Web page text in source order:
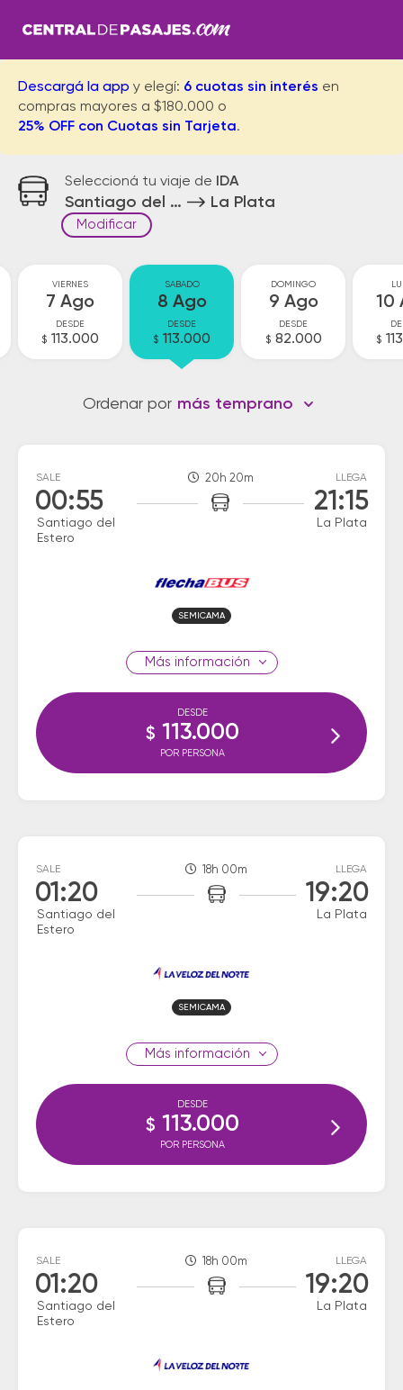
Descargá la app y elegí: 6 cuotas sin interés en
compras mayores a $180.000 o
25% OFF con Cuotas sin Tarjeta.
Seleccioná tu viaje de IDA
Santiago del Estero La Plata
Modificar
VIERNES
7 Ago
DESDE
$ 113.000
SABADO
8 Ago
DESDE
$ 113.000
DOMINGO
9 Ago
DESDE
$ 82.000
10
$
Ordenar por más temprano
SALE
00:55
Santiago del
Estero
20h 20m LLEGA
21:15
La Plata
SEMICAMA
información
DESDE
$ 113.000
POR PERSONA
SALE
01:20
Santiago del
Estero
18h 00m LLEGA
19:20
La Plata
SEMICAMA
información
DESDE
$ 113.000
POR PERSONA
SALE
01:20
Santiago del
Estero
18h 00m LLEGA
19:20
La Plata